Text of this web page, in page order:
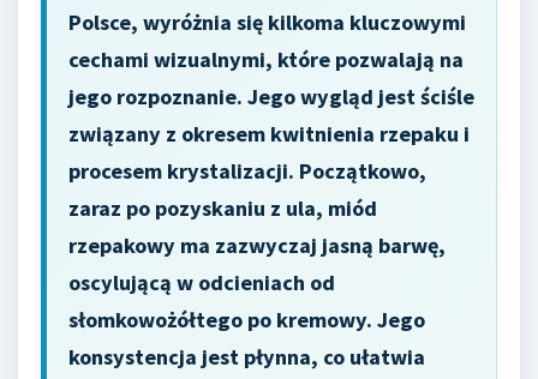
Polsce, wyróżnia się kilkoma kluczowymi
cechami wizualnymi, które pozwalają na
jego rozpoznanie. Jego wygląd jest ściśle
związany z okresem kwitnienia rzepaku i
procesem krystalizacji. Początkowo,
zaraz po pozyskaniu z ula, miód
rzepakowy ma zazwyczaj jasną barwę,
oscylującą w odcieniach od
słomkowożółtego po kremowy. Jego
konsystencja jest płynna, co ułatwia